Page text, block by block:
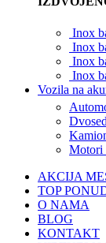
Inox
Inox
Inox
Inox
Vozila na
Motori
AKCIJA
TOP
O NAMA
BLOG
KONTAKT